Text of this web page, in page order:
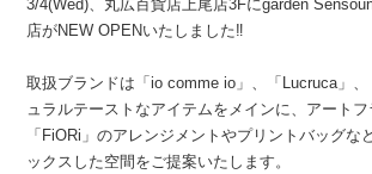
3/4(Wed)、丸広百貨店上尾店3Fにgarden
店がNEW OPENいたしました‼︎
取扱ブランドは「io comme io」、「Lucruca」
ュラルテーストなアイテムをメインに、アート
「FiORi」のアレンジメントやプリントバッグな
ックスした空間をご提案いたします。